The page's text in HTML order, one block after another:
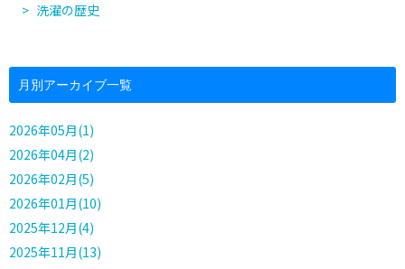
洗濯の歴史
月別アーカイブ一覧
2026年05月(1)
2026年04月(2)
2026年02月(5)
2026年01月(10)
2025年12月(4)
2025年11月(13)